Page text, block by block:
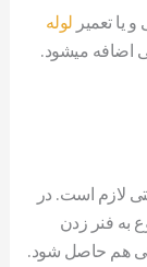
یا تعمیر لوله
اضافه میشود.
لازم است. در
به فنر زدن
هم حاصل شود.